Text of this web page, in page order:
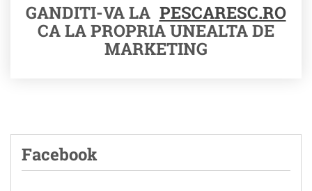
GANDITI-VA LA PESCARESC.RO
CA LA PROPRIA UNEALTA DE
MARKETING
Facebook